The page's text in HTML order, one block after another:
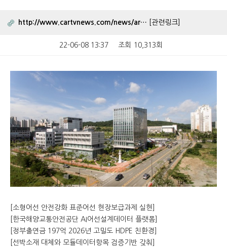
http://www.cartvnews.com/news/ar… [관련링크]
22-06-08 13:37 조회 10,313회
[소형어선 안전강화 표준어선 현장보급과제 실현]
[한국해양교통안전공단 AI어선설계데이터 플랫폼]
[정부출연금 197억 2026년 고밀도 HDPE 친환경]
[선박소재 대체와 모듈데이터항목 검증기반 갖춰]